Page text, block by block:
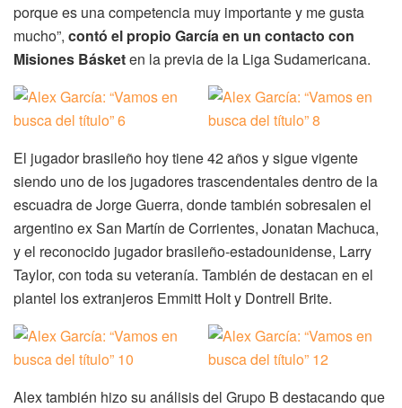
porque es una competencia muy importante y me gusta
mucho”, contó el propio García en un contacto con
Misiones Básketen la previa de la Liga Sudamericana.
El jugador brasileño hoy tiene 42 años y sigue vigente
siendo uno de los jugadores trascendentales dentro de la
escuadra de Jorge Guerra, donde también sobresalen el
argentino ex San Martín de Corrientes, Jonatan Machuca,
y el reconocido jugador brasileño-estadounidense, Larry
Taylor, con toda su veteranía. También de destacan en el
plantel los extranjeros Emmitt Holt y Dontrell Brite.
Alex también hizo su análisis del Grupo B destacando que